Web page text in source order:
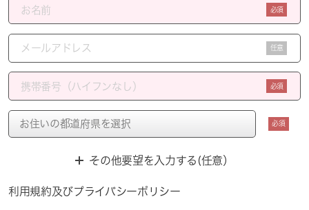
必須
任意
必須
必須
その他要望を入力する(任意）
利用規約及びプライバシーポリシー